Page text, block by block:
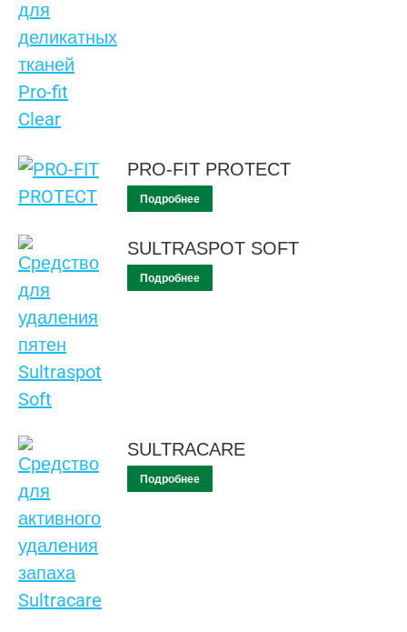
PRO-FIT PROTECT
Подробнее
SULTRASPOT SOFT
Подробнее
SULTRACARE
Подробнее